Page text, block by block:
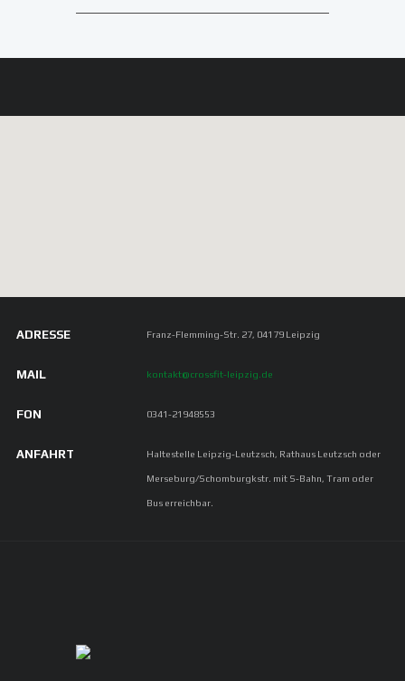
ADRESSE Franz-Flemming-Str. 27, 04179 Leipzig
MAIL kontakt@crossfit-leipzig.de
FON 0341-21948553
ANFAHRT Haltestelle Leipzig-Leutzsch, Rathaus Leutzsch oder
Merseburg/Schomburgkstr. mit S-Bahn, Tram oder
Bus erreichbar.